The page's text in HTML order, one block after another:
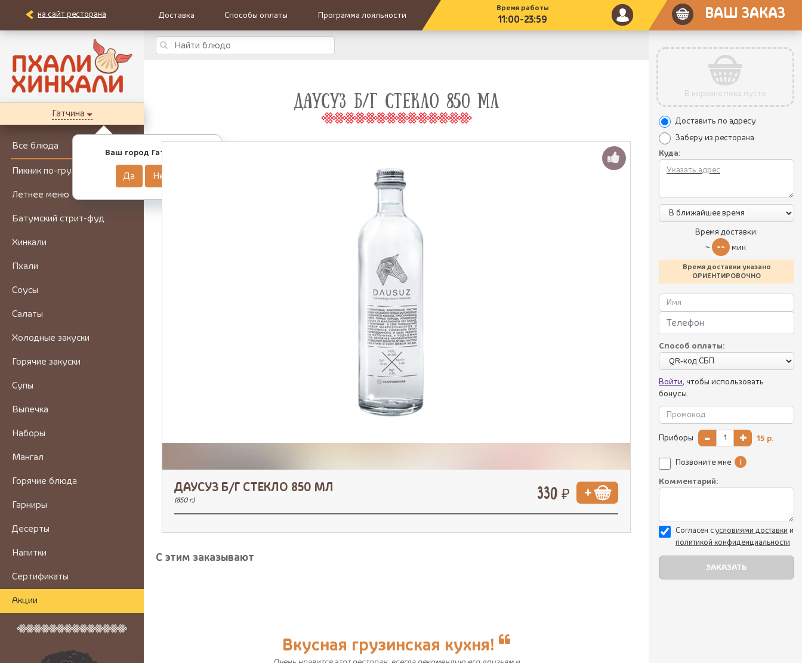
на сайт ресторана Доставка Способы оплаты Программа лояльности
Время работы
11:00-23:59 ВАШ ЗАКАЗ
Гатчина
Ваш город Гатчина?
Да Нет
Все блюда
Пикник по-грузински
Летнее меню
Батумский стрит-фуд
Хинкали
Пхали
Соусы
Салаты
Холодные закуски
Горячие закуски
Супы
Выпечка
Наборы
Мангал
Горячие блюда
Гарниры
Десерты
Напитки
Сертификаты
Акции
ДАУСУЗ Б/Г СТЕКЛО 850 МЛ
ДАУСУЗ Б/Г СТЕКЛО 850 МЛ
(850 г.) 330 ₽
С этим заказывают
Вкусная грузинская кухня!
В корзине пока пусто
Доставить по адресу
Заберу из ресторана
Куда:
Время доставки:
~
-- мин.
Время доставки указано
ОРИЕНТИРОВОЧНО
Способ оплаты:
Войти, чтобы использовать
бонусы.
Приборы - + 15 р.
Позвоните мне i
Комментарий:
Согласен суcловиями доставки и
политикой конфиденциальности